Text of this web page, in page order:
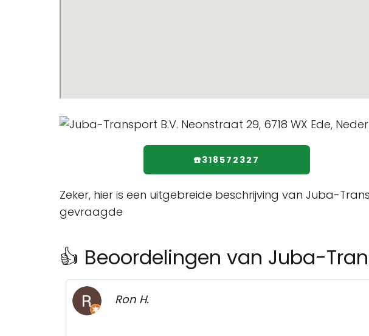
☎️318572327
Zeker, hier is een uitgebreide beschrijving van Juba-
gevraagde
👍 Beoordelingen van Juba-
Ron H.